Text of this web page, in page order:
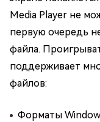
Media Player не
первую очередь
файла.
поддерживает
файлов:
Форматы